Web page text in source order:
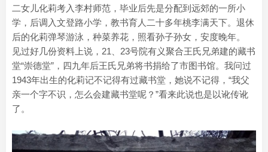
二女儿化莉考入李村师范，毕业后先是分配到远郊的一所小
学，后调入文登路小学，教书育人二十多年桃李满天下。退休
后的化莉弹琴游泳，种菜养花，照看孙子孙女，安度晚年。
见过好几份资料上说，21、23号院有义聚合王氏兄弟建的藏书
堂“崇德堂”，四九年后王氏兄弟将书捐给了市图书馆。我问过
1943年出生的化莉记不记得有过藏书堂，她说不记得，“我父
亲一个字不识，怎么会建藏书堂呢？”看来此说也是以讹传讹
了。